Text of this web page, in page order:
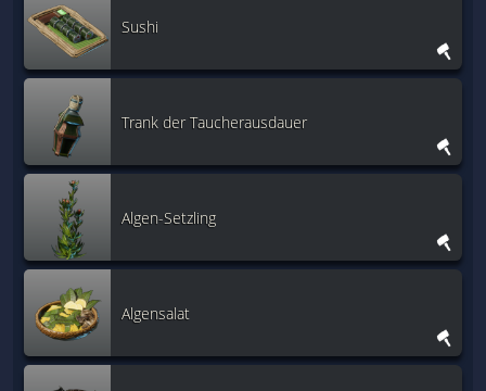
Sushi
Trank der Taucherausdauer
Algen-Setzling
Algensalat